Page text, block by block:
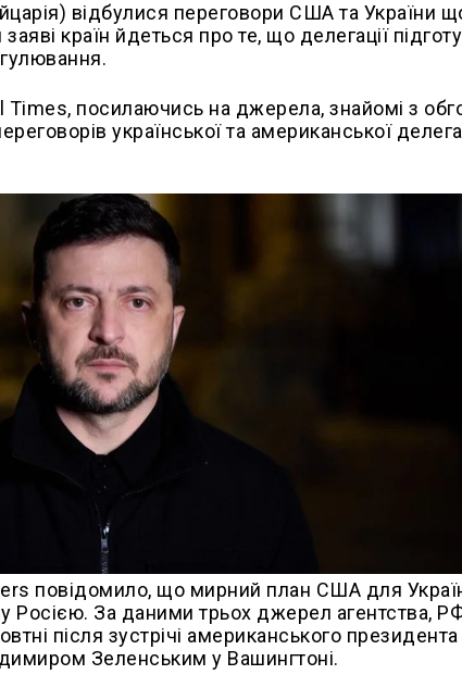
відбулися переговори США та України
країн йдеться про те, що делегації
Times, посилаючись на джерела, знайомі з
української та американської
повідомило, що мирний план США для
Росією. За даними трьох джерел агентства,
після зустрічі американського
Зеленським у Вашингтоні.